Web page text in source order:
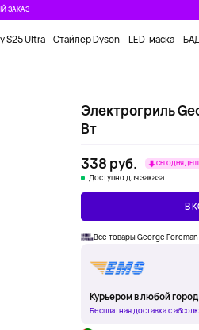
ЗАКАЗ
S25 Ultra Стайлер Dyson LED-маска
Электрогриль
Вт
338 руб.
СЕГОДНЯ
Доступно для заказа
В
Все товары George Foreman
Курьером в любой
Бесплатная доставка с